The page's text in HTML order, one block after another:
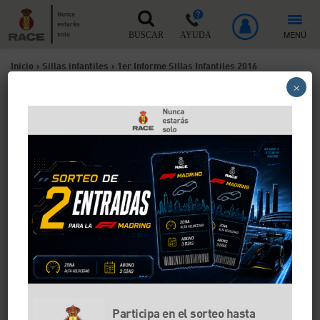
Nunca
estarás
solo
BUSCAR AYUDA MENÚ
Inicio > Sillas infantiles > 1er Informe Sillas Infantiles 2016
1er Informe Sillas Infantiles
Las sillas infantiles sí protegen a niños. El 84% logran
buena nota
Participa en el sorteo hasta
×